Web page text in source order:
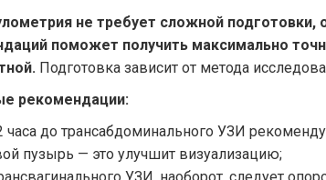
не требует сложной
поможет получить максимально
Подготовка зависит от метода
рекомендации:
часа до трансабдоминального УЗИ
пузырь — это улучшит визуализацию;